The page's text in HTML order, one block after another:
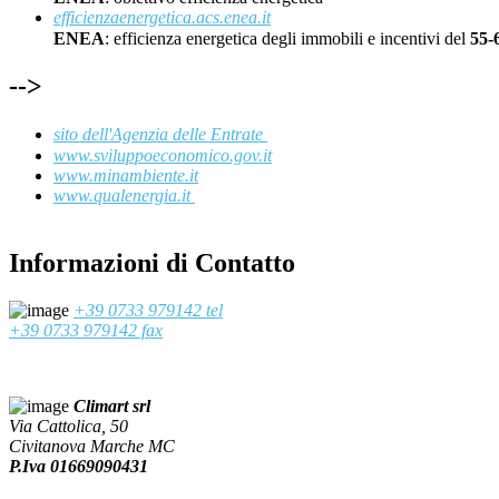
efficienzaenergetica.acs.enea.it
ENEA: efficienza energetica degli immobili e incentivi del 55-
-->
sito dell'Agenzia delle Entrate
www.sviluppoeconomico.gov.it
www.minambiente.it
www.qualenergia.it
Informazioni di Contatto
+39 0733 979142 tel
+39 0733 979142 fax
Climart srl
Via Cattolica, 50
Civitanova Marche MC
P.Iva 01669090431